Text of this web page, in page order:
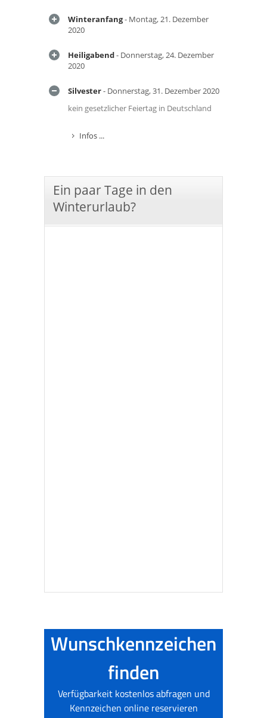
Winteranfang- Montag, 21. Dezember
2020
Heiligabend- Donnerstag, 24. Dezember
2020
Silvester- Donnerstag, 31. Dezember 2020
kein gesetzlicher Feiertag in Deutschland
Infos ...
Ein paar Tage in den
Winterurlaub?